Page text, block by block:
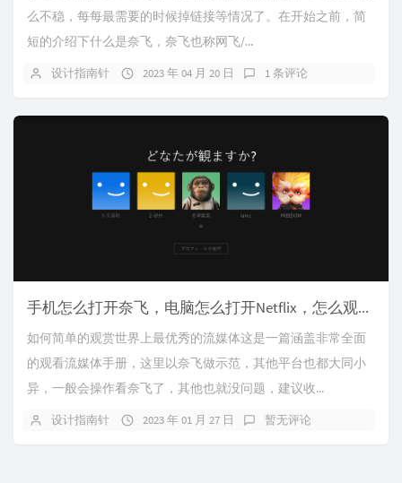
么不稳，每每最需要的时候掉链接等情况了。在开始之前，简
短的介绍下什么是奈飞，奈飞也称网飞/...
设计指南针 2023 年 04 月 20 日 1 条评论
手机怎么打开奈飞，电脑怎么打开Netflix，怎么观看Netflix，简单观看奈飞的方法，如何简单的观赏世界上最优秀的流媒体。
如何简单的观赏世界上最优秀的流媒体这是一篇涵盖非常全面
的观看流媒体手册，这里以奈飞做示范，其他平台也都大同小
异，一般会操作看奈飞了，其他也就没问题，建议收...
设计指南针 2023 年 01 月 27 日 暂无评论